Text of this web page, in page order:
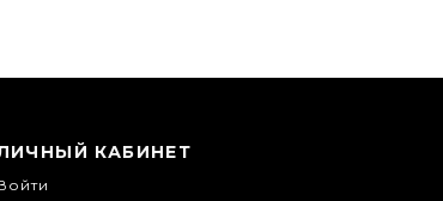
КАБИНЕТ